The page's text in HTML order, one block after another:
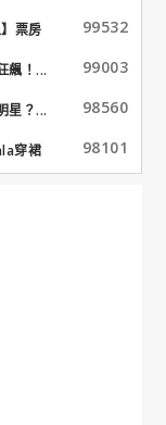
票房
99532
飆！... 99003
星？... 98560
穿裙
98101